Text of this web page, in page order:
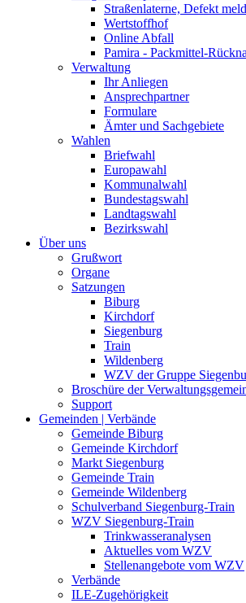
Straßenlaterne, Defekt
Wertstoffhof
Online Abfall
Pamira - Packmittel-
Verwaltung
Ihr Anliegen
Ansprechpartner
Formulare
Ämter und Sachgebiete
Wahlen
Briefwahl
Europawahl
Kommunalwahl
Bundestagswahl
Landtagswahl
Bezirkswahl
Über uns
Grußwort
Organe
Satzungen
Biburg
Kirchdorf
Siegenburg
Train
Wildenberg
WZV der Gruppe
Broschüre der
Support
Gemeinden | Verbände
Gemeinde Biburg
Gemeinde Kirchdorf
Markt Siegenburg
Gemeinde Train
Gemeinde Wildenberg
Schulverband Siegenburg-Train
WZV Siegenburg-Train
Trinkwasseranalysen
Aktuelles vom WZV
Stellenangebote vom WZV
Verbände
ILE-Zugehörigkeit